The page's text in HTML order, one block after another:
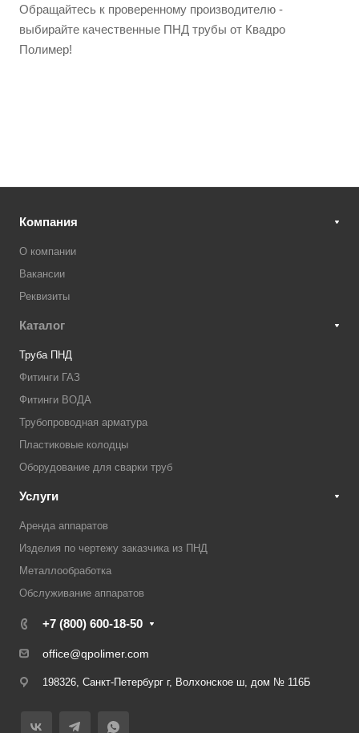
Обращайтесь к проверенному производителю -
выбирайте качественные ПНД трубы от Квадро
Полимер!
Компания
О компании
Вакансии
Реквизиты
Каталог
Труба ПНД
Фитинги ГАЗ
Фитинги ВОДА
Трубопроводная арматура
Пластиковые колодцы
Оборудование для сварки труб
Услуги
Аренда аппаратов
Изделия по чертежу заказчика из ПНД
Металлообработка
Обслуживание аппаратов
+7 (800) 600-18-50
office@qpolimer.com
198326, Санкт-Петербург г, Волхонское ш, дом № 116Б